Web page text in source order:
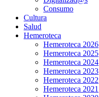
Consumo
Cultura
Salud
Hemeroteca
Hemeroteca 2026
Hemeroteca 2025
Hemeroteca 2024
Hemeroteca 2023
Hemeroteca 2022
Hemeroteca 2021